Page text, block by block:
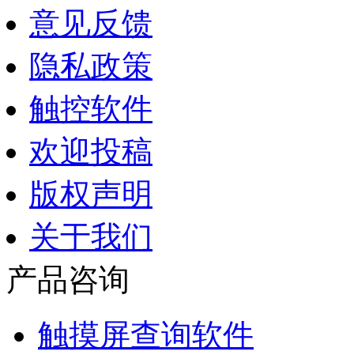
意见反馈
隐私政策
触控软件
欢迎投稿
版权声明
关于我们
产品咨询
触摸屏查询软件